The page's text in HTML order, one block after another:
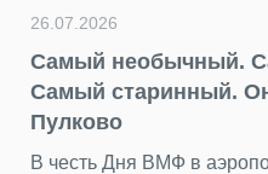
26.07.2026
Самый необычный.
Самый старинный.
Пулково
В честь Дня ВМФ в